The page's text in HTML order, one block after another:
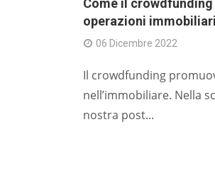
operazioni immobiliari
06 Dicembre 2022
Il crowdfunding
nell’immobiliare. Nella
nostra post...